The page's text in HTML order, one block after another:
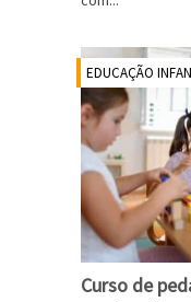
EDUCAÇÃO
Curso de